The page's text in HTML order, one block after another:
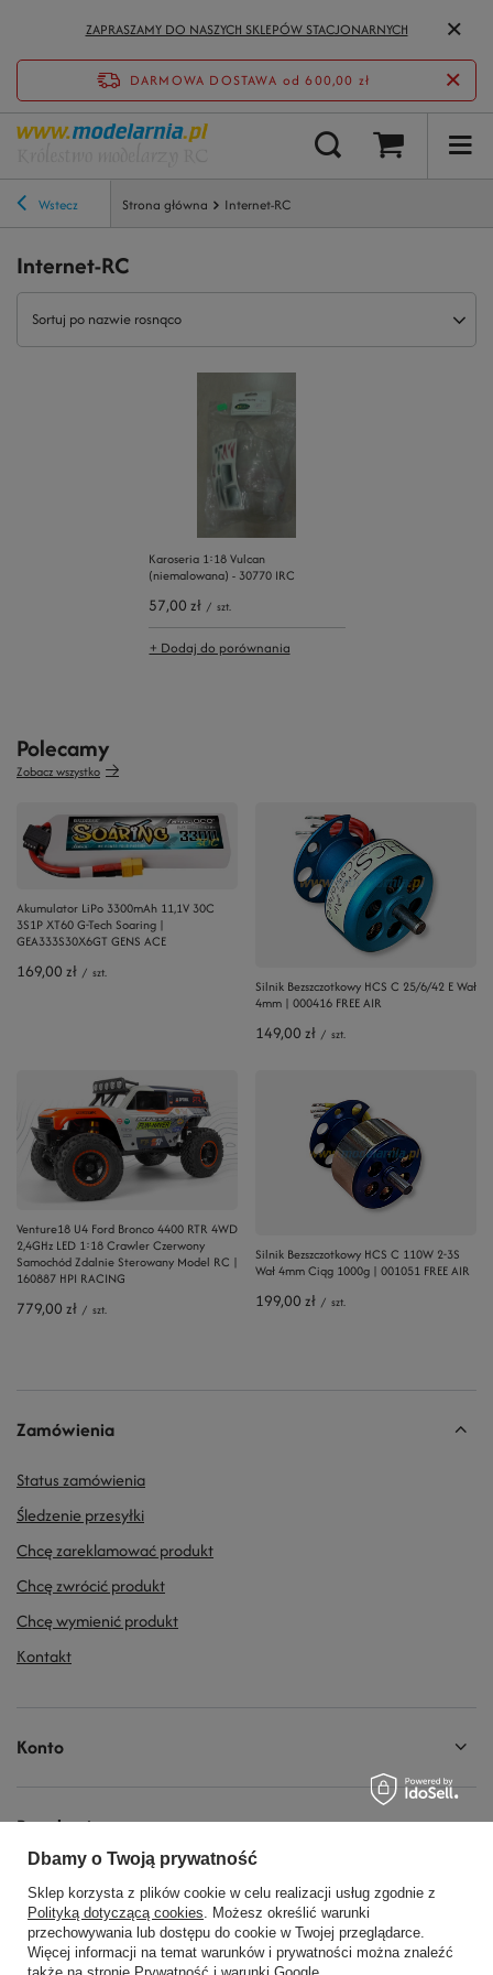
ZAPRASZAMY DO NASZYCH SKLEPÓW STACJONARNYCH
DARMOWA DOSTAWA od 600,00 zł
Wstecz Strona główna Internet-RC
Internet-RC
Sortuj po nazwie rosnąco
Karoseria 1:18 Vulcan
(niemalowana) - 30770 IRC
57,00 zł / szt.
+ Dodaj do porównania
Polecamy
Zobacz wszystko
Akumulator LiPo 3300mAh 11,1V 30C
3S1P XT60 G-Tech Soaring |
GEA333S30X6GT GENS ACE
169,00 zł / szt.
Silnik Bezszczotkowy HCS C 25/6/42 E Wał
4mm | 000416 FREE AIR
149,00 zł / szt.
Venture18 U4 Ford Bronco 4400 RTR 4WD
2,4GHz LED 1:18 Crawler Czerwony
Samochód Zdalnie Sterowany Model RC |
160887 HPI RACING
779,00 zł / szt.
Silnik Bezszczotkowy HCS C 110W 2-3S
Wał 4mm Ciąg 1000g | 001051 FREE AIR
199,00 zł / szt.
Zamówienia
Status zamówienia
Śledzenie przesyłki
Chcę zareklamować produkt
Chcę zwrócić produkt
Chcę wymienić produkt
Kontakt
Konto
Regulaminy
Social Media
Dbamy o Twoją prywatność
Sklep korzysta z plików cookie w celu realizacji usług zgodnie z
Polityką dotyczącą cookies. Możesz określić warunki
przechowywania lub dostępu do cookie w Twojej przeglądarce.
Więcej informacji na temat warunków i prywatności można znaleźć